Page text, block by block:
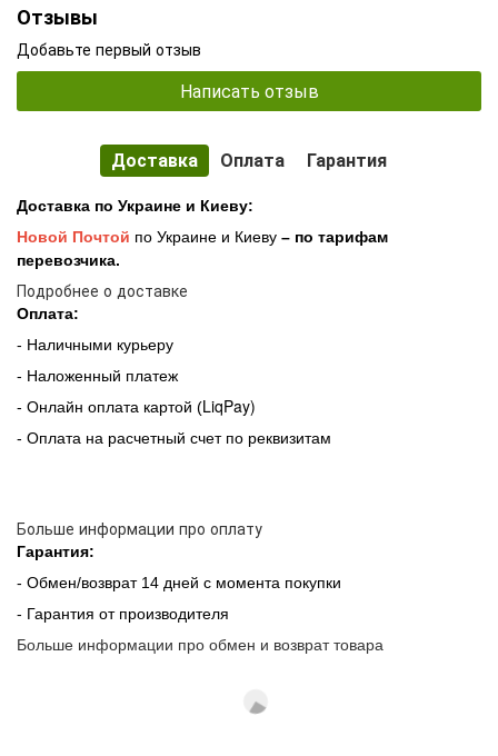
Отзывы
Добавьте первый отзыв
Написать отзыв
Доставка Оплата Гарантия
Доставка по Украине и Киеву:
Новой Почтой по Украине и Киеву – по тарифам
перевозчика.
Подробнее о доставке
Оплата:
- Наличными курьеру
- Наложенный платеж
- Онлайн оплата картой (LiqPay)
- Оплата на расчетный счет по реквизитам
Больше информации про оплату
Гарантия:
- Обмен/возврат 14 дней с момента покупки
- Гарантия от производителя
Больше информации про обмен и возврат товара